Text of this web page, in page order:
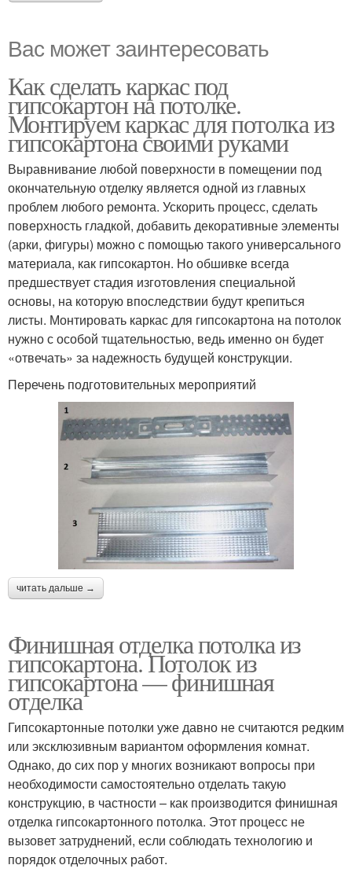
Вас может заинтересовать
Как сделать каркас под
гипсокартон на потолке.
Монтируем каркас для потолка из
гипсокартона своими руками
Выравнивание любой поверхности в помещении под
окончательную отделку является одной из главных
проблем любого ремонта. Ускорить процесс, сделать
поверхность гладкой, добавить декоративные элементы
(арки, фигуры) можно с помощью такого универсального
материала, как гипсокартон. Но обшивке всегда
предшествует стадия изготовления специальной
основы, на которую впоследствии будут крепиться
листы. Монтировать каркас для гипсокартона на потолок
нужно с особой тщательностью, ведь именно он будет
«отвечать» за надежность будущей конструкции.
Перечень подготовительных мероприятий
читать дальше →
Финишная отделка потолка из
гипсокартона. Потолок из
гипсокартона — финишная
отделка
Гипсокартонные потолки уже давно не считаются редким
или эксклюзивным вариантом оформления комнат.
Однако, до сих пор у многих возникают вопросы при
необходимости самостоятельно отделать такую
конструкцию, в частности – как производится финишная
отделка гипсокартонного потолка. Этот процесс не
вызовет затруднений, если соблюдать технологию и
порядок отделочных работ.